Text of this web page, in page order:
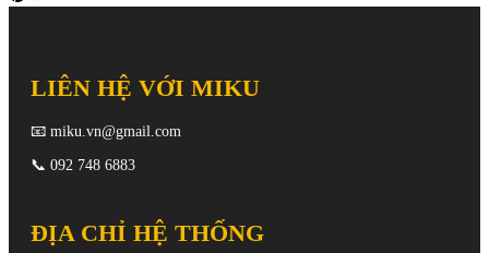
LIÊN HỆ VỚI MIKU
📧 miku.vn@gmail.com
📞 092 748 6883
ĐỊA CHỈ HỆ THỐNG